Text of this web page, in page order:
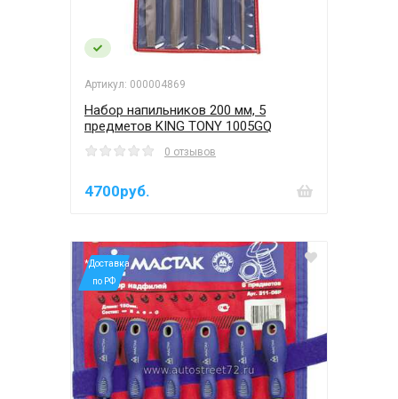
Артикул: 000004869
Набор напильников 200 мм, 5
предметов KING TONY 1005GQ
0 отзывов
4700руб.
*Доставка
по РФ